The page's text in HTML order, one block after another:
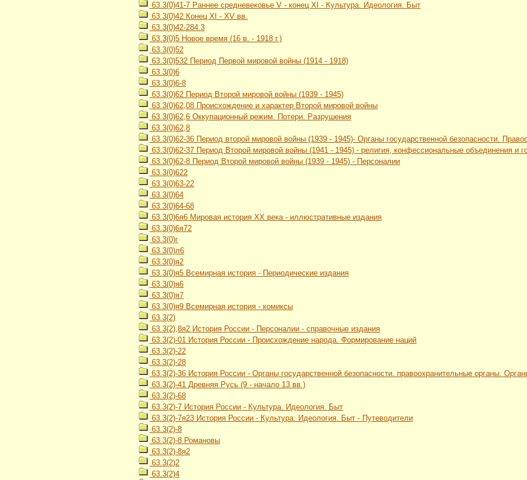
63.3(0)41-7 Раннее средневековье V - конец XI - Культура. Идеология. Быт
63.3(0)42 Конец XI - XV вв.
63.3(0)42-284.3
63.3(0)5 Новое время (16 в. - 1918 г.)
63.3(0)52
63.3(0)532 Период Первой мировой войны (1914 - 1918)
63.3(0)6
63.3(0)6-8
63.3(0)62 Период Второй мировой войны (1939 - 1945)
63.3(0)62,08 Происхождение и характер Второй мировой войны
63.3(0)62,6 Оккупационный режим. Потери. Разрушения
63.3(0)62,8
63.3(0)62-36 Период второй мировой войны (1939 - 1945)- Органы государственной безопасности.
63.3(0)62-37 Период Второй мировой войны (1941 - 1945) - религия, конфессиональные объединения и
63.3(0)62-8 Период Второй мировой войны (1939 - 1945) - Персоналии
63.3(0)622
63.3(0)63-22
63.3(0)64
63.3(0)64-68
63.3(0)6я6 Мировая история ХХ века - иллюстративные издания
63.3(0)6я72
63.3(0)г
63.3(0)л6
63.3(0)я2
63.3(0)я5 Всемирная история - Периодические издания
63.3(0)я6
63.3(0)я7
63.3(0)я9 Всемирная история - комиксы
63.3(2)
63.3(2),8я2 История России - Персоналии - справочные издания
63.3(2)-01 История России - Происхождение народа. Формирование наций
63.3(2)-22
63.3(2)-28
63.3(2)-36 История России - Органы государственной безопасности. правоохранительные органы.
63.3(2)-41 Древняя Русь (9 - начало 13 вв.)
63.3(2)-68
63.3(2)-7 История России - Культура. Идеология. Быт
63.3(2)-7я23 История России - Культура. Идеология. Быт - Путеводители
63.3(2)-8
63.3(2)-8 Романовы
63.3(2)-8я2
63.3(2)2
63.3(2)4